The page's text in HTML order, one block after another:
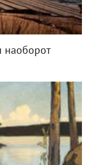
наоборот